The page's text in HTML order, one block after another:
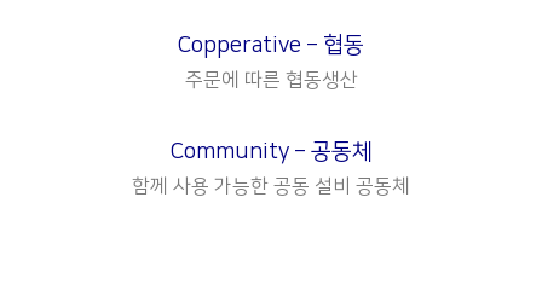
Copperative – 협동
주문에 따른 협동생산
Community – 공동체
함께 사용 가능한 공동 설비 공동체